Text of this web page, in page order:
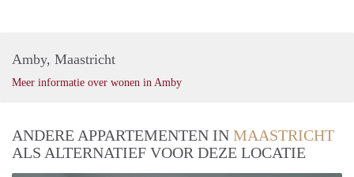
Amby, Maastricht
Meer informatie over wonen in Amby
ANDERE APPARTEMENTEN IN MAASTRICHT
ALS ALTERNATIEF VOOR DEZE LOCATIE